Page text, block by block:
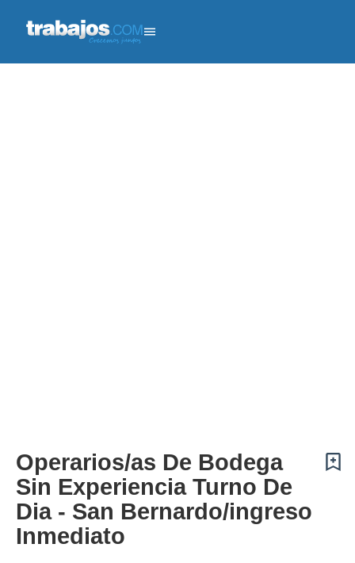
Operarios/as De Bodega
Sin Experiencia Turno De
Dia - San Bernardo/ingreso
Inmediato